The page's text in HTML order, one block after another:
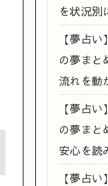
を状況別
【夢占
の夢まと
流れを動
【夢占
の夢まと
安心を読
【夢占